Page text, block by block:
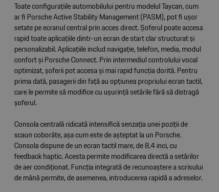
Toate configurațiile automobilului pentru modelul Taycan, cum
ar fi Porsche Active Stability Management (PASM), pot fi ușor
setate pe ecranul central prin acces direct. Șoferul poate accesa
rapid toate aplicațiile dintr-un ecran de start clar structurat și
personalizabil. Aplicațiile includ navigație, telefon, media, modul
confort și Porsche Connect. Prin intermediul controlului vocal
optimizat, șoferii pot accesa și mai rapid funcția dorită. Pentru
prima dată, pasagerii din față au opțiunea propriului ecran tactil,
care le permite să modifice cu ușurință setările fără să distragă
șoferul.
Consola centrală ridicată intensifică senzația unei poziții de
scaun coborâte, așa cum este de așteptat la un Porsche.
Consola dispune de un ecran tactil mare, de 8,4 inci, cu
feedback haptic. Acesta permite modificarea directă a setărilor
de aer condiționat. Funcția integrată de recunoaștere a scrisului
de mână permite, de asemenea, introducerea rapidă a adreselor.